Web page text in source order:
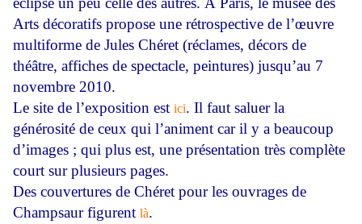
Arts décoratifs propose une rétrospective de l’œuvre
multiforme de Jules Chéret (réclames, décors de
théâtre, affiches de spectacle, peintures) jusqu’au 7
novembre 2010.
Le site de l’exposition est ici. Il faut saluer la
générosité de ceux qui l’animent car il y a beaucoup
d’images ; qui plus est, une présentation très complète
court sur plusieurs pages.
Des couvertures de Chéret pour les ouvrages de
Champsaur figurent là.